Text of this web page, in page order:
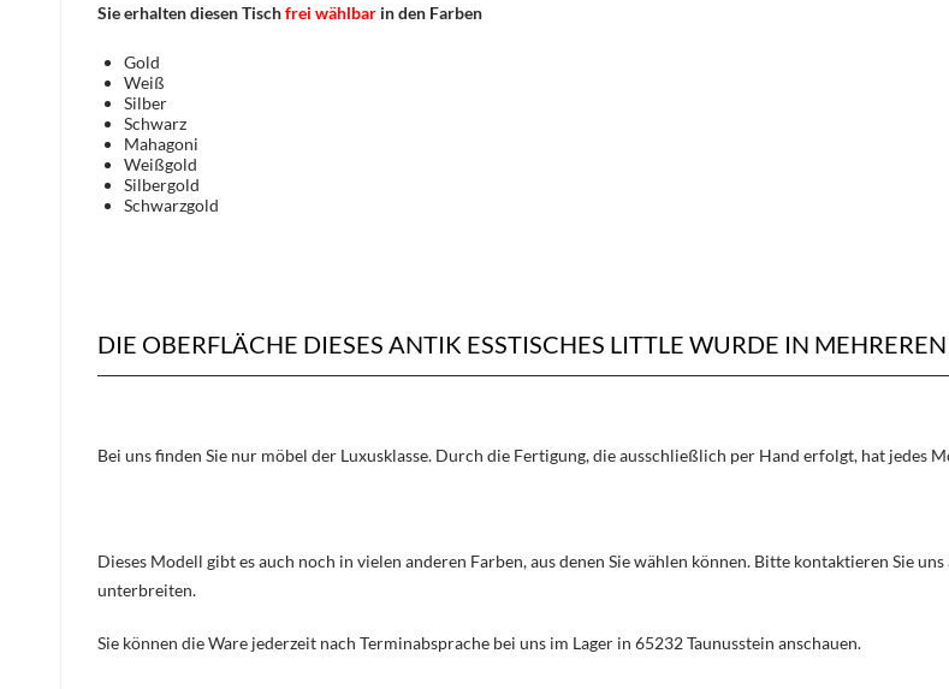
Sie erhalten diesen Tischfrei wählbar in den Farben
Gold
Weiß
Silber
Schwarz
Mahagoni
Weißgold
Silbergold
Schwarzgold
DIE OBERFLÄCHE DIESES ANTIK ESSTISCHES LITTLE WURDE IN
Bei uns finden Sie nur möbel der Luxusklasse. Durch die Fertigung, die ausschließlich per Hand erfolgt, hat jedes
Dieses Modell gibt es auch noch in vielen anderen Farben, aus denen Sie wählen können. Bitte kontaktieren Sie
unterbreiten.
Sie können die Ware jederzeit nach Terminabsprache bei uns im Lager in 65232 Taunusstein anschauen.